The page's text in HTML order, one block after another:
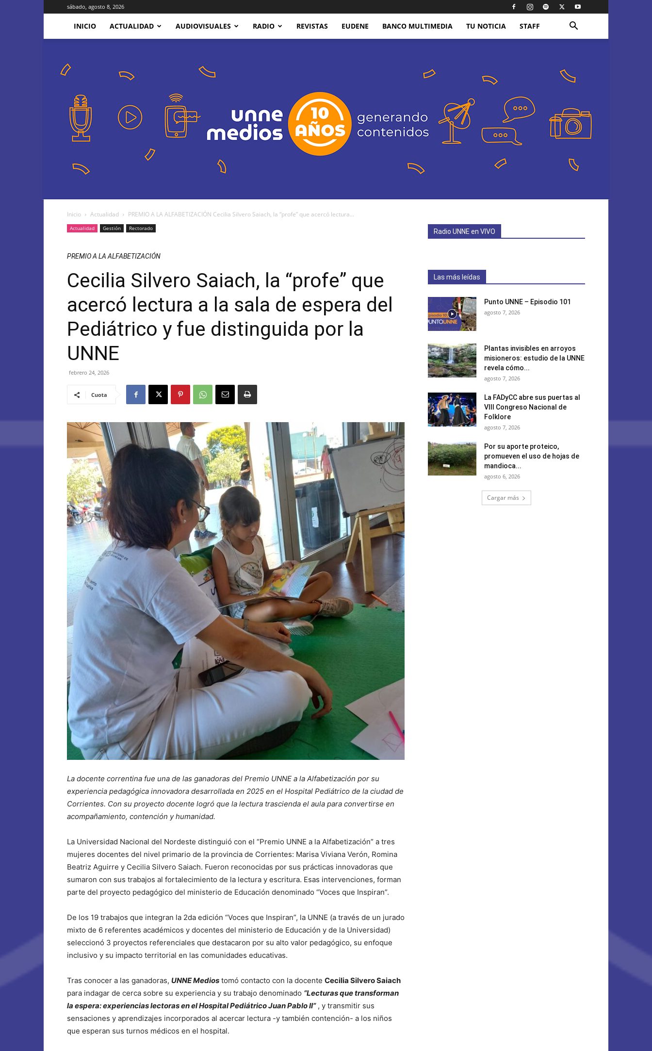
sábado, agosto 8, 2026
INICIO ACTUALIDAD AUDIOVISUALES RADIO REVISTAS EUDENE BANCO MULTIMEDIA TU NOTICIA STAFF
Unne
Inicio Actualidad PREMIO A LA ALFABETIZACIÓN Cecilia Silvero Saiach, la “profe” que acercó lectura...
Actualidad Gestión Rectorado
PREMIO A LA ALFABETIZACIÓN
Cecilia Silvero Saiach, la “profe” que
acercó lectura a la sala de espera del
Pediátrico y fue distinguida por la
UNNE
febrero 24, 2026
Cuota
La docente correntina fue una de las ganadoras del Premio UNNE a la Alfabetización por su
experiencia pedagógica innovadora desarrollada en 2025 en el Hospital Pediátrico de la ciudad de
Corrientes. Con su proyecto docente logró que la lectura trascienda el aula para convertirse en
acompañamiento, contención y humanidad.
La Universidad Nacional del Nordeste distinguió con el “Premio UNNE a la Alfabetización” a tres
mujeres docentes del nivel primario de la provincia de Corrientes: Marisa Viviana Verón, Romina
Beatriz Aguirre y Cecilia Silvero Saiach. Fueron reconocidas por sus prácticas innovadoras que
sumaron con sus trabajos al fortalecimiento de la lectura y escritura. Esas intervenciones, forman
parte del proyecto pedagógico del ministerio de Educación denominado “Voces que Inspiran”.
De los 19 trabajos que integran la 2da edición “Voces que Inspiran”, la UNNE (a través de un jurado
mixto de 6 referentes académicos y docentes del ministerio de Educación y de la Universidad)
seleccionó 3 proyectos referenciales que destacaron por su alto valor pedagógico, su enfoque
inclusivo y su impacto territorial en las comunidades educativas.
Tras conocer a las ganadoras, UNNE Medios tomó contacto con la docente Cecilia Silvero Saiach
para indagar de cerca sobre su experiencia y su trabajo denominado “Lecturas que transforman
la espera: experiencias lectoras en el Hospital Pediátrico Juan Pablo II”, y transmitir sus
sensaciones y aprendizajes incorporados al acercar lectura -y también contención- a los niños
que esperan sus turnos médicos en el hospital.
Radio UNNE en VIVO
Las más leídas
Punto UNNE – Episodio 101
agosto 7, 2026
Plantas invisibles en arroyos
misioneros: estudio de la UNNE
revela cómo...
agosto 7, 2026
La FADyCC abre sus puertas al
VIII Congreso Nacional de
Folklore
agosto 7, 2026
Por su aporte proteico,
promueven el uso de hojas de
mandioca...
agosto 6, 2026
Cargar más